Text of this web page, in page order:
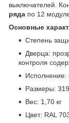
выключателей.
ряда по 12
Основные
Степень
Дверца:
контроля
Исполнение:
Размеры:
Вес: 1,70 кг
Цвет: RAL